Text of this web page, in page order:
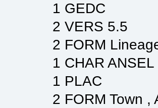
1 GEDC
2 VERS 5.5
2 FORM
1 CHAR ANSEL
1 PLAC
2 FORM Town